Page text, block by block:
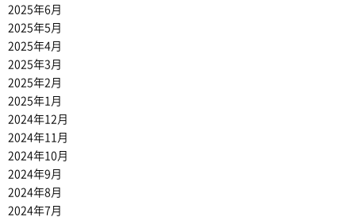
2025年6月
2025年5月
2025年4月
2025年3月
2025年2月
2025年1月
2024年12月
2024年11月
2024年10月
2024年9月
2024年8月
2024年7月